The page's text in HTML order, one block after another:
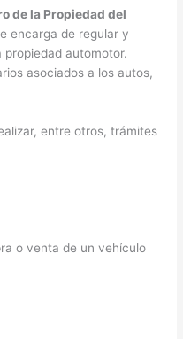
de la Propiedad del
encarga de regular y
automotor.
asociados a los autos,
entre otros, trámites
o venta de un vehículo